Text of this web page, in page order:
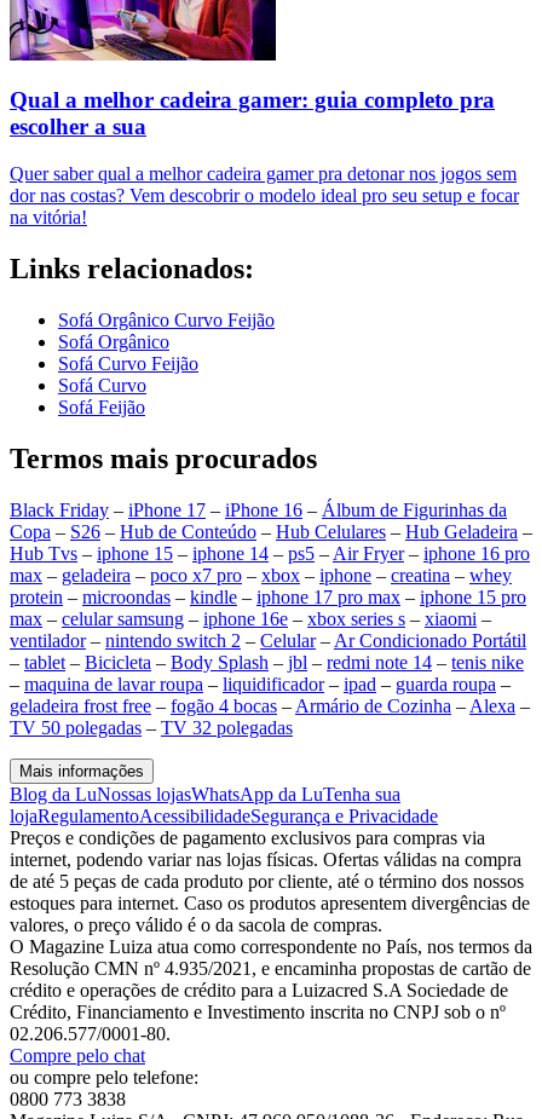
Qual a melhor cadeira gamer: guia completo pra
escolher a sua
Quer saber qual a melhor cadeira gamer pra detonar nos jogos sem
dor nas costas? Vem descobrir o modelo ideal pro seu setup e focar
na vitória!
Links relacionados:
Sofá Orgânico Curvo Feijão
Sofá Orgânico
Sofá Curvo Feijão
Sofá Curvo
Sofá Feijão
Termos mais procurados
Black Friday – iPhone 17 – iPhone 16 – Álbum de Figurinhas da
Copa – S26 – Hub de Conteúdo – Hub Celulares – Hub Geladeira –
Hub Tvs – iphone 15 – iphone 14 – ps5 – Air Fryer– iphone 16 pro
max – geladeira – poco x7 pro – xbox – iphone – creatina – whey
protein – microondas – kindle – iphone 17 pro max – iphone 15 pro
max – celular samsung – iphone 16e – xbox series s – xiaomi –
ventilador– nintendo switch 2 – Celular– Ar Condicionado Portátil
– tablet – Bicicleta – Body Splash – jbl – redmi note 14 – tenis nike
– maquina de lavar roupa – liquidificador– ipad – guarda roupa –
geladeira frost free – fogão 4 bocas – Armário de Cozinha – Alexa –
TV 50 polegadas – TV 32 polegadas
Mais informações
Blog da LuNossas lojasWhatsApp da LuTenha sua
lojaRegulamentoAcessibilidadeSegurança e Privacidade
Preços e condições de pagamento exclusivos para compras via
internet, podendo variar nas lojas físicas. Ofertas válidas na compra
de até 5 peças de cada produto por cliente, até o término dos nossos
estoques para internet. Caso os produtos apresentem divergências de
valores, o preço válido é o da sacola de compras.
O Magazine Luiza atua como correspondente no País, nos termos da
Resolução CMN nº 4.935/2021, e encaminha propostas de cartão de
crédito e operações de crédito para a Luizacred S.A Sociedade de
Crédito, Financiamento e Investimento inscrita no CNPJ sob o nº
02.206.577/0001-80.
Compre pelo chat
ou compre pelo telefone:
0800 773 3838